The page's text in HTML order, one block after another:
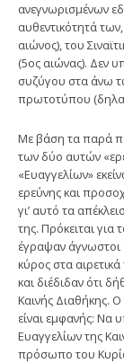
ανεγνωρισμένων
αυθεντικότητά
αιώνος), του
(5ος αιώνας). Δεν
συζύγου στα άνω
πρωτοτύπου
Με βάση τα παρά
των δύο αυτών
«Ευαγγελίων»
ερεύνης και
γι’ αυτό τα
της. Πρόκειται
έγραψαν άγνωστοι
κύρος στα
και διέδιδαν ότι
Καινής Διαθήκης.
είναι εμφανής: Να
Ευαγγελίων της
πρόσωπο του